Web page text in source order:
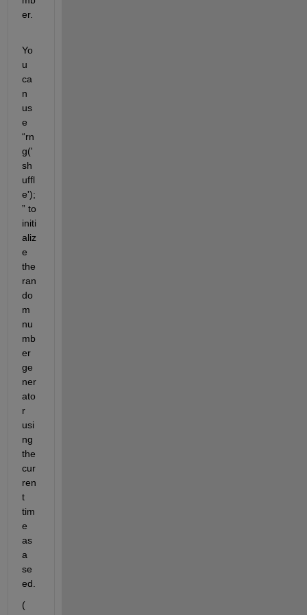
er.
Yo
u
ca
n
us
e
“rn
g('
sh
uffl
e');
” to
initi
aliz
e
the
ran
do
m
nu
mb
er
ge
ner
ato
r
usi
ng
the
cur
ren
t
tim
e
as
a
se
ed.
(